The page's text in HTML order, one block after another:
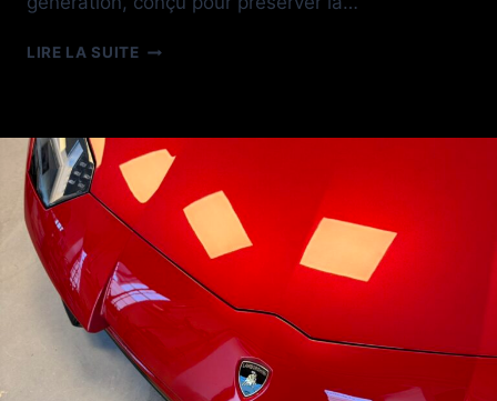
LIRE LA SUITEFILM
SUR
FERRARI
296